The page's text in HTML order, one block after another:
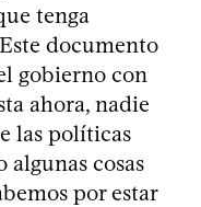
tenga
documento
gobierno con
ahora, nadie
las políticas
algunas cosas
por estar